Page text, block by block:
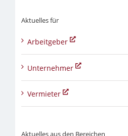
Aktuelles für
Arbeitgeber
Unternehmer
Vermieter